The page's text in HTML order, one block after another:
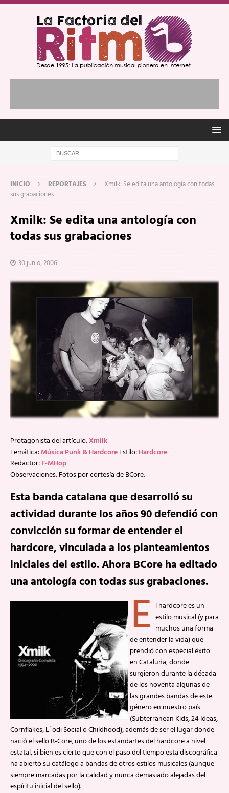
INICIO REPORTAJES
Xmilk: Se edita una antología con todas
sus grabaciones
Xmilk: Se edita una antología con
todas sus grabaciones
30 junio, 2006
Protagonista del artículo:Xmilk
Temática:Música Punk & HardcoreEstilo:Hardcore
Redactor:F-MHop
Observaciones: Fotos por cortesía de BCore.
Esta banda catalana que desarrolló su
actividad durante los años 90 defendió con
convicción su formar de entender el
hardcore, vinculada a los planteamientos
iniciales del estilo. Ahora BCore ha editado
una antología con todas sus grabaciones.
E l hardcore es un
estilo musical (y para
muchos una forma
de entender la vida) que
prendió con especial éxito
en Cataluña, donde
surgieron durante la década
de los noventa algunas de
las grandes bandas de este
género en nuestro país
(Subterranean Kids, 24 Ideas,
Cornflakes, L´odi Social o Childhood), además de ser el lugar donde
nació el sello B-Core, uno de los estandartes del hardcore a nivel
estatal, si bien es cierto que con el paso del tiempo esta discográfica
ha abierto su catálogo a bandas de otros estilos musicales (aunque
siempre marcadas por la calidad y nunca demasiado alejadas del
espíritu inicial del sello).